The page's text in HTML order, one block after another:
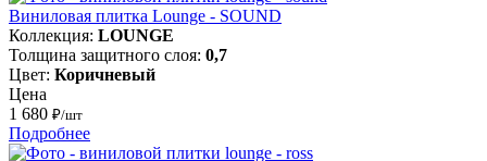
Виниловая плитка Lounge - SOUND
Коллекция: LOUNGE
Толщина защитного слоя: 0,7
Цвет: Коричневый
Цена
1 680 ₽/шт
Подробнее